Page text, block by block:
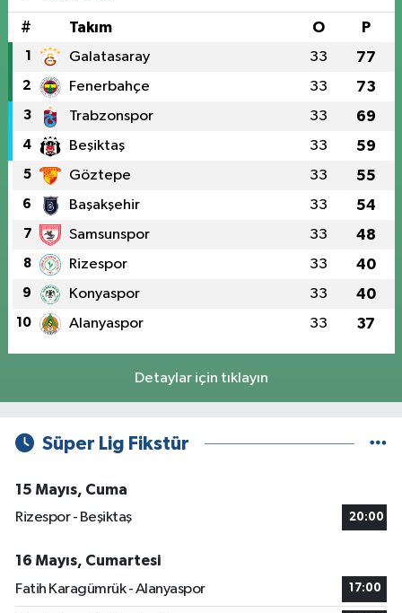
# Takım O P
1 Galatasaray 33 77
2 Fenerbahçe 33 73
3 Trabzonspor 33 69
4 Beşiktaş 33 59
5 Göztepe 33 55
6 Başakşehir 33 54
7 Samsunspor 33 48
8 Rizespor 33 40
9 Konyaspor 33 40
10 Alanyaspor 33 37
Detaylar için tıklayın
Süper Lig Fikstür
15 Mayıs, Cuma
Rizespor - Beşiktaş
20:00
16 Mayıs, Cumartesi
Fatih Karagümrük - Alanyaspor
17:00